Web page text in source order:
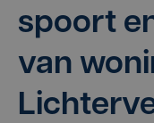
spoort
van